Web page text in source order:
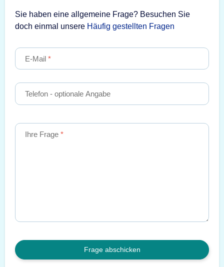
Sie haben eine allgemeine Frage? Besuchen Sie
doch einmal unsere Häufig gestellten Fragen
E-Mail
Telefon - optionale Angabe
Ihre Frage
Frage abschicken